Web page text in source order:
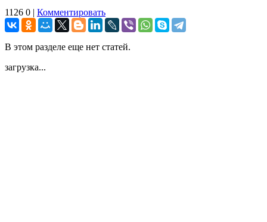
1126 0 | Комментировать
В этом разделе еще нет статей.
загрузка...